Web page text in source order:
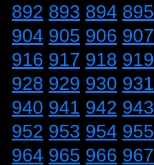
892 893 894 895
904 905 906 907
916 917 918 919
928 929 930 931
940 941 942 943
952 953 954 955
964 965 966 967